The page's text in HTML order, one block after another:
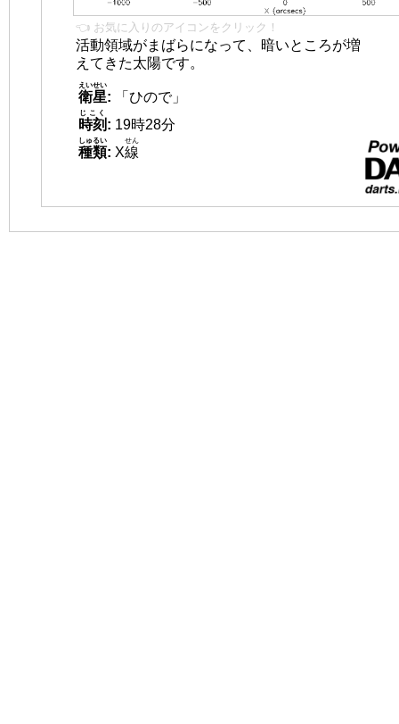
👈 お気に入りのアイコンをクリック！
活動領域がまばらになって、暗いところが増
えてきた太陽です。
衛星
えいせい
:
「ひので」
時刻
じこく
: 19時28分
種類
しゅるい
: X線
せん